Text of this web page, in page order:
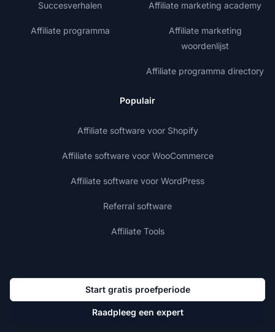
Succesverhalen
Affiliate programma
Affiliate marketing academy
Affiliate marketing
woordenlijst
Affiliate programma directory
Populair
Affiliate software voor Shopify
Affiliate software voor WooCommerce
Affiliate software voor WordPress
Referral software
Affiliate Tools
Start gratis proefperiode
Raadpleeg een expert